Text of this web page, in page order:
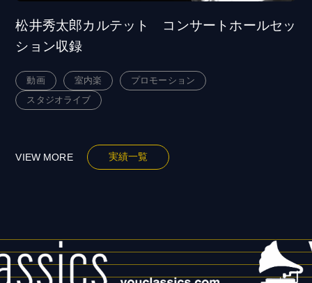
松井秀太郎カルテット コンサートホールセッ
ション収録
動画 室内楽
プロモーション
スタジオライブ
VIEW MORE 実績一覧